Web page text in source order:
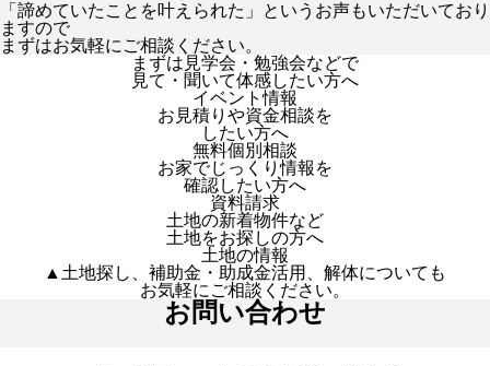
「諦めていたことを叶えられた」というお声もいただいており
ますので
まずはお気軽にご相談ください。
まずは見学会・勉強会などで
見て・聞いて体感したい方へ
イベント情報
お見積りや資金相談を
したい方へ
無料個別相談
お家でじっくり情報を
確認したい方へ
資料請求
土地の新着物件など
土地をお探しの方へ
土地の情報
▲土地探し、補助金・助成金活用、解体についても
お気軽にご相談ください。
お問い合わせ